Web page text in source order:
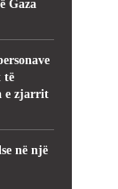
Gaza
të
e zjarrit
në një